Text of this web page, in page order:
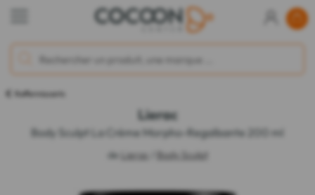
Raffermissants
Lierac
Body Sculpt La Crème Morpho-Regalbante 200 ml
de Lierac Body Sculpt